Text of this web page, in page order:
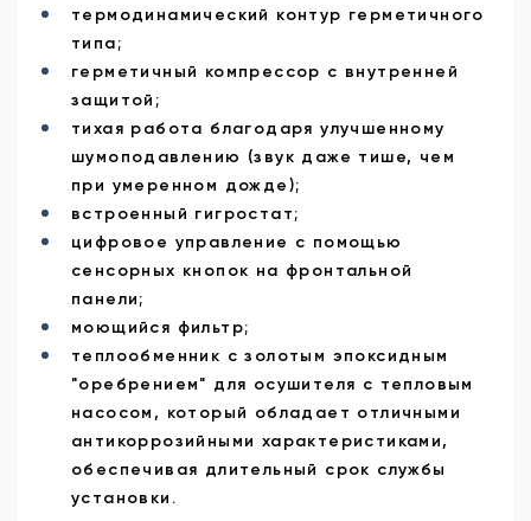
термодинамический контур герметичного
типа;
герметичный компрессор с внутренней
защитой;
тихая работа благодаря улучшенному
шумоподавлению (звук даже тише, чем
при умеренном дожде);
встроенный гигростат;
цифровое управление с помощью
сенсорных кнопок на фронтальной
панели;
моющийся фильтр;
теплообменник с золотым эпоксидным
"оребрением" для осушителя с тепловым
насосом, который обладает отличными
антикоррозийными характеристиками,
обеспечивая длительный срок службы
установки.